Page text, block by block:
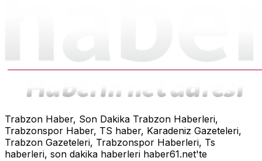
Trabzon Haber, Son Dakika Trabzon Haberleri,
Trabzonspor Haber, TS haber, Karadeniz Gazeteleri,
Trabzon Gazeteleri, Trabzonspor Haberleri, Ts
haberleri, son dakika haberleri haber61.net'te